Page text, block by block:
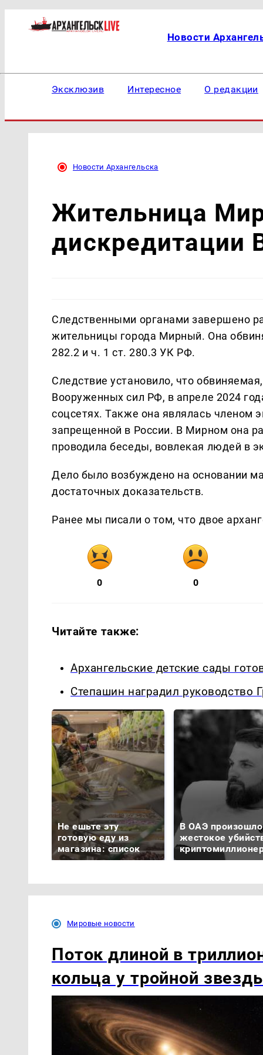
Новости
Эксклюзив Интересное О редакции
Новости Архангельска
Жительница
дискредитации
Следственными органами завершено
жительницы города Мирный. Она
282.2 и ч. 1 ст. 280.3 УК РФ.
Следствие установило, что
Вооруженных сил РФ, в апреле 2024
соцсетях. Также она являлась членом
запрещенной в России. В Мирном она
проводила беседы, вовлекая людей в
Дело было возбуждено на основании
достаточных доказательств.
Ранее мы писали о том, что двое
0 0
Читайте также:
Архангельские детские сады
Степашин наградил руководство
Не ешьте эту
готовую еду из
магазина: список
В ОАЭ произошло
жестокое
Мировые новости
Поток длиной в
кольца у тройной